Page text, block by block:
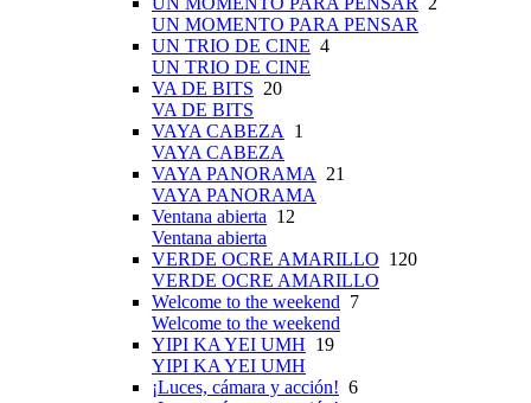
UN MOMENTO PARA PENSAR
UN TRIO DE CINE 4
UN TRIO DE CINE
VA DE BITS 20
VA DE BITS
VAYA CABEZA
1
VAYA CABEZA
VAYA PANORAMA
21
VAYA PANORAMA
Ventana abierta 12
Ventana abierta
VERDE OCRE AMARILLO 120
VERDE OCRE AMARILLO
Welcome to the weekend 7
Welcome to the weekend
YIPI KA YEI UMH 19
YIPI KA YEI UMH
¡Luces, cámara y acción! 6